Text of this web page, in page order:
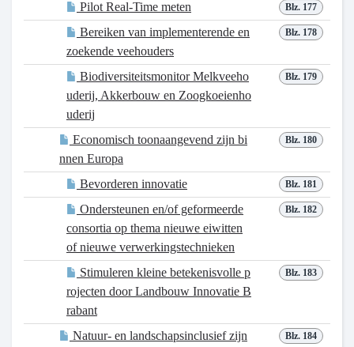
Blz. 177
Pilot Real-Time meten
Blz. 178
Bereiken van implementerende en
zoekende veehouders
Blz. 179
Biodiversiteitsmonitor Melkveeho
uderij, Akkerbouw en Zoogkoeienho
uderij
Blz. 180
Economisch toonaangevend zijn bi
nnen Europa
Blz. 181
Bevorderen innovatie
Blz. 182
Ondersteunen en/of geformeerde
consortia op thema nieuwe eiwitten
of nieuwe verwerkingstechnieken
Blz. 183
Stimuleren kleine betekenisvolle p
rojecten door Landbouw Innovatie B
rabant
Blz. 184
Natuur- en landschapsinclusief zijn